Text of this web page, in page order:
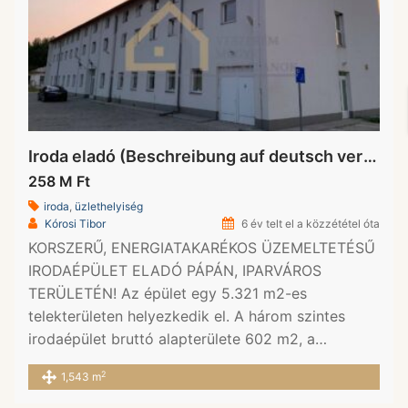
Iroda eladó (Beschreibung auf deutsch verfügbar)
258 M Ft
iroda, üzlethelyiség
Kórosi Tibor
6 év telt el a közzététel óta
KORSZERŰ, ENERGIATAKARÉKOS ÜZEMELTETÉSŰ
IRODAÉPÜLET ELADÓ PÁPÁN, IPARVÁROS
TERÜLETÉN! Az épület egy 5.321 m2-es
telekterületen helyezkedik el. A három szintes
irodaépület bruttó alapterülete 602 m2, a…
1,543 m2